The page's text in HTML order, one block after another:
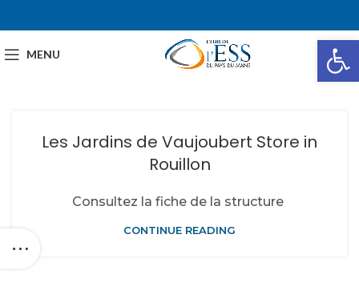
MENU
Les Jardins de Vaujoubert Store in
Rouillon
Consultez la fiche de la structure
CONTINUE READING